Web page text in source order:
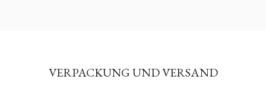
VERPACKUNG UND VERSAND